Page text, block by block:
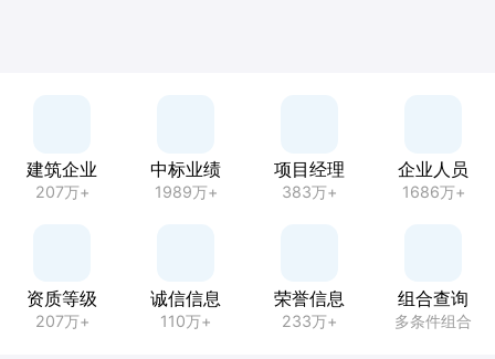
建筑企业
207万+
中标业绩
1989万+
项目经理
383万+
企业人员
1686万+
资质等级
207万+
诚信信息
110万+
荣誉信息
233万+
组合查询
多条件组合